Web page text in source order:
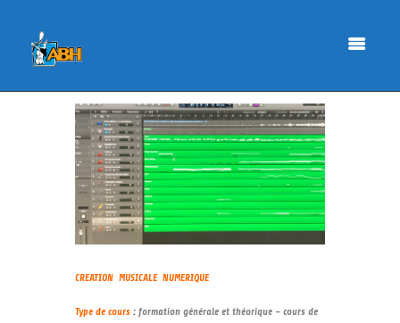
CREATION MUSICALE NUMERIQUE
Type de cours : formation générale et théorique – cours de